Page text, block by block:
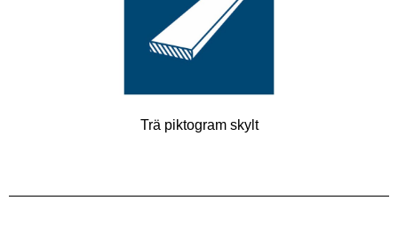
Trä piktogram skylt